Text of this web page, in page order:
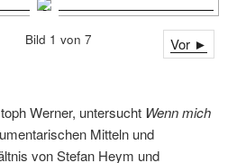
Vor ►
Bild 1 von 7
Werner, untersucht Wenn mich
Mitteln und
von Stefan Heym und